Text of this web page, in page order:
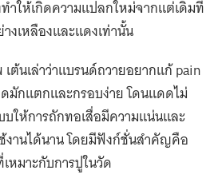
ำให้เกิดความแปลกใหม่จากแต่เดิมที่
เหลืองและแดงเท่านั้น
นเล่าว่าแบรนด์ถวายอยากแก้ pain
มักแตกและกรอบง่าย โดนแดดไม่
ให้การถักทอเสื่อมีความแน่นและ
งานได้นาน โดยมีฟังก์ชั่นสำคัญคือ
หมาะกับการปูในวัด